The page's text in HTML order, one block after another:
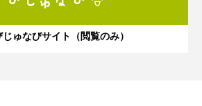
ゅなびサイト（閲覧のみ）